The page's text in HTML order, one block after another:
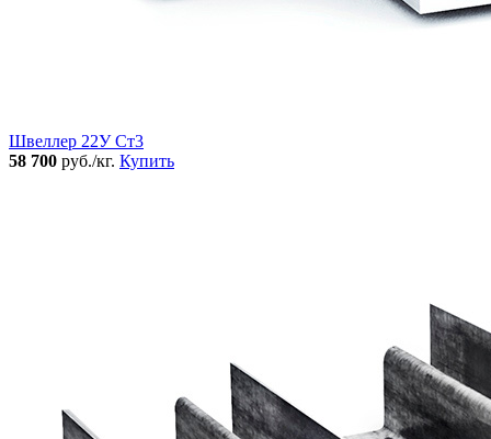
Швеллер 22У Ст3
58 700 руб./кг. Купить